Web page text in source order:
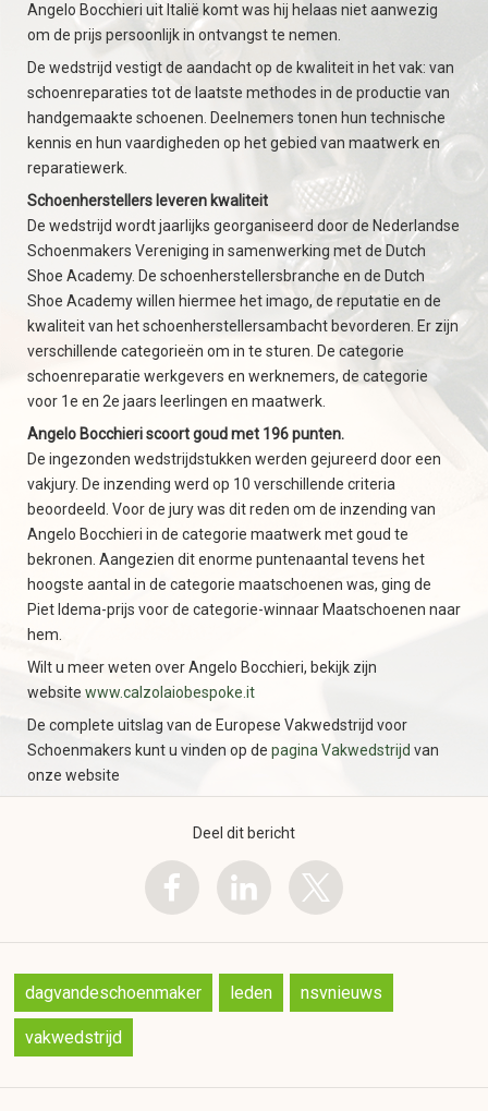
Angelo Bocchieri uit Italië komt was hij helaas niet aanwezig
om de prijs persoonlijk in ontvangst te nemen.
De wedstrijd vestigt de aandacht op de kwaliteit in het vak: van
schoenreparaties tot de laatste methodes in de productie van
handgemaakte schoenen. Deelnemers tonen hun technische
kennis en hun vaardigheden op het gebied van maatwerk en
reparatiewerk.
Schoenherstellers leveren kwaliteit
De wedstrijd wordt jaarlijks georganiseerd door de Nederlandse
Schoenmakers Vereniging in samenwerking met de Dutch
Shoe Academy. De schoenherstellersbranche en de Dutch
Shoe Academy willen hiermee het imago, de reputatie en de
kwaliteit van het schoenherstellersambacht bevorderen. Er zijn
verschillende categorieën om in te sturen. De categorie
schoenreparatie werkgevers en werknemers, de categorie
voor 1e en 2e jaars leerlingen en maatwerk.
Angelo Bocchieri scoort goud met 196 punten.
De ingezonden wedstrijdstukken werden gejureerd door een
vakjury. De inzending werd op 10 verschillende criteria
beoordeeld. Voor de jury was dit reden om de inzending van
Angelo Bocchieri in de categorie maatwerk met goud te
bekronen. Aangezien dit enorme puntenaantal tevens het
hoogste aantal in de categorie maatschoenen was, ging de
Piet Idema-prijs voor de categorie-winnaar Maatschoenen naar
hem.
Wilt u meer weten over Angelo Bocchieri, bekijk zijn
website www.calzolaiobespoke.it
De complete uitslag van de Europese Vakwedstrijd voor
Schoenmakers kunt u vinden op de pagina Vakwedstrijd van
onze website
Deel dit bericht
dagvandeschoenmaker leden nsvnieuws
vakwedstrijd